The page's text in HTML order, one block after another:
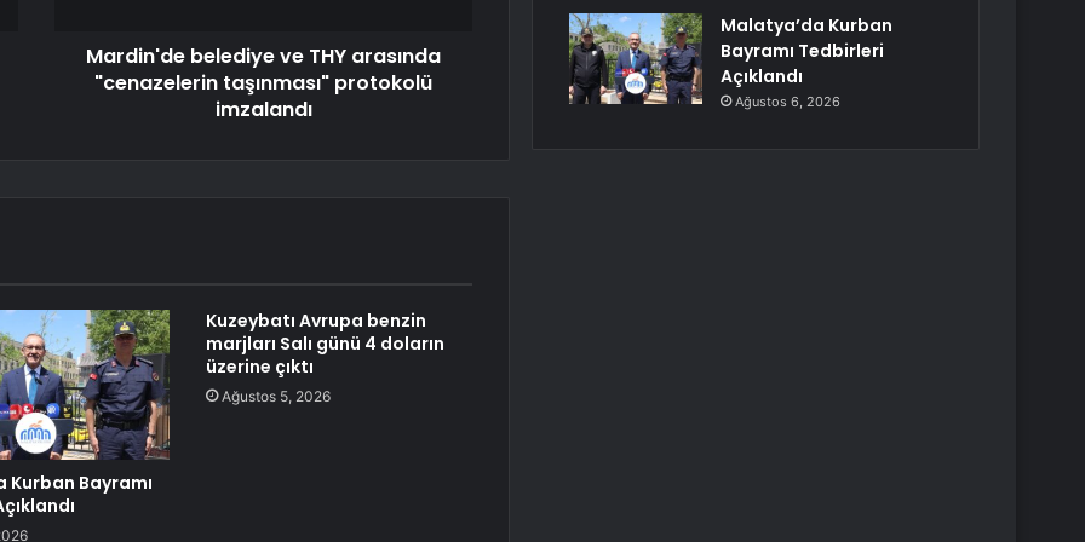
Mardin'de belediye ve THY arasında
"cenazelerin taşınması" protokolü
imzalandı
Kurban Bayramı
Kuzeybatı Avrupa benzin
marjları Salı günü 4 doların
üzerine çıktı
Ağustos 5, 2026
Malatya’da Kurban
Bayramı Tedbirleri
Açıklandı
Ağustos 6, 2026